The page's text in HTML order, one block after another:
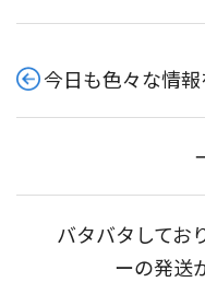
今日も色々な情報
バタバタしてお
ーの発送